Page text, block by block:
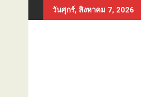
to
วันศุกร์, สิงหาคม 7, 2026